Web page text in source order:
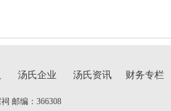
汤氏企业 汤氏资讯 财务专栏
邮编：366308